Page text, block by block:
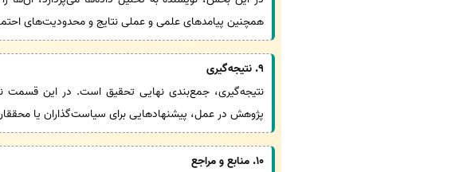
همچنین پیامدهای علمی و عملی نتایج و محدودیت‌های
9. نتیجه‌گیری
نتیجه‌گیری، جمع‌بندی نهایی تحقیق است. در این قسمت
پژوهش در عمل، پیشنهادهایی برای سیاست‌گذاران یا
10. منابع و مراجع